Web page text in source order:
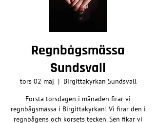
Regnbågsmässa
Sundsvall
tors 02 maj
  |
Birgittakyrkan Sundsvall
Första torsdagen i månaden firar vi
regnbågsmässa i Birgittakyrkan! Vi firar den i
regnbågens och korsets tecken. Sen fikar vi